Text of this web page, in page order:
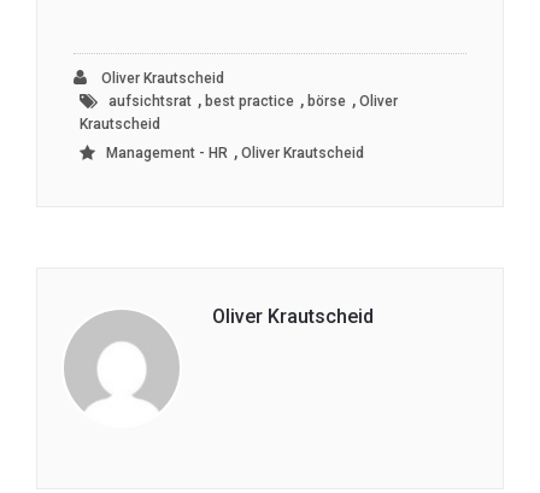
Oliver Krautscheid
aufsichtsrat , best practice , börse , Oliver
Krautscheid
Management - HR , Oliver Krautscheid
Oliver Krautscheid